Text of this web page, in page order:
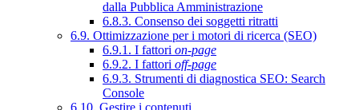
dalla Pubblica Amministrazione
6.8.3. Consenso dei soggetti ritratti
6.9. Ottimizzazione per i motori di ricerca (SEO)
6.9.1. I fattori on-page
6.9.2. I fattori off-page
6.9.3. Strumenti di diagnostica SEO: Search
Console
6.10. Gestire i contenuti